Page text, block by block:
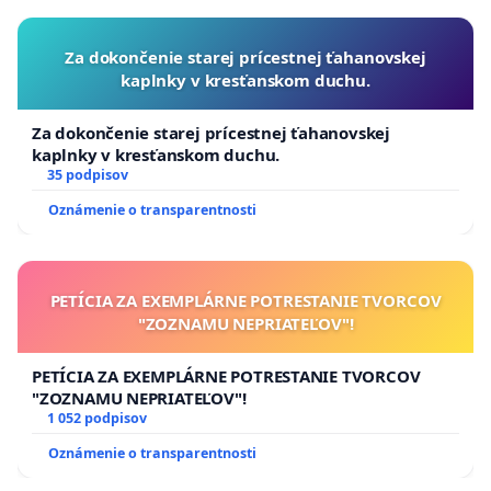
Za dokončenie starej prícestnej ťahanovskej
kaplnky v kresťanskom duchu.
Za dokončenie starej prícestnej ťahanovskej
kaplnky v kresťanskom duchu.
35 podpisov
Oznámenie o transparentnosti
PETÍCIA ZA EXEMPLÁRNE POTRESTANIE TVORCOV
"ZOZNAMU NEPRIATEĽOV"!
PETÍCIA ZA EXEMPLÁRNE POTRESTANIE TVORCOV
"ZOZNAMU NEPRIATEĽOV"!
1 052 podpisov
Oznámenie o transparentnosti